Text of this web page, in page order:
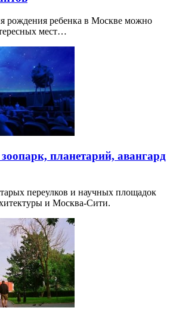
рождения ребенка в Москве можно
мест…
планетарий, авангард
переулков и научных площадок
и Москва-Сити.